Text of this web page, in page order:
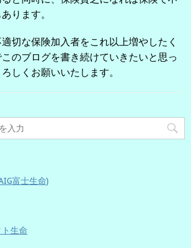
ります。
切な保険加入者をこれ以上増やしたく
のブログを書き続けていきたいと思っ
しくお願いいたします。
富士生命)
生命